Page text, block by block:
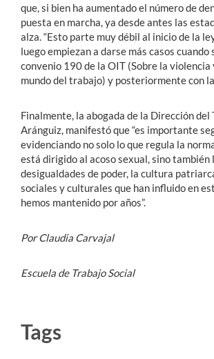
que, si bien ha aumentado el número de
puesta en marcha, ya desde antes las
alza. “Esto parte muy débil al inicio de la
luego empiezan a darse más casos
convenio 190 de la OIT (Sobre la violencia
mundo del trabajo) y posteriormente con la
Finalmente, la abogada de la Dirección del
Aránguiz, manifestó que “es importante
evidenciando no solo lo que regula la
está dirigido al acoso sexual, sino también
desigualdades de poder, la cultura
sociales y culturales que han influido en
hemos mantenido por años”.
Por Claudia Carvajal
Escuela de Trabajo Social
Tags